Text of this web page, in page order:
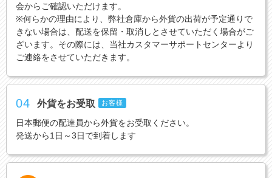
会からご確認いただけます。
※何らかの理由により、弊社倉庫から外貨の出荷が予定通りで
きない場合は、配送を保留・取消しとさせていただく場合がご
ざいます。その際には、当社カスタマーサポートセンターより
ご連絡をさせていただきます。
04 外貨をお受取 お客様
日本郵便の配達員から外貨をお受取ください。
発送から1日～3日で到着します